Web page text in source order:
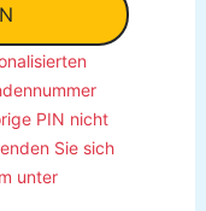
PIN nicht
Sie sich
unter